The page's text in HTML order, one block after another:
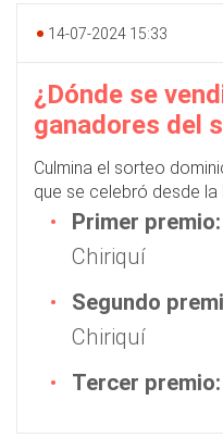
14-07-2024 15:33
¿Dónde se
ganadores del
Culmina el sorteo
que se celebró desde la
Primer premio:
Chiriquí
Segundo
Chiriquí
Tercer premio: